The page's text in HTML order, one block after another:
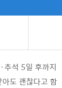
석 5일 후까지
도 괜찮다고 함